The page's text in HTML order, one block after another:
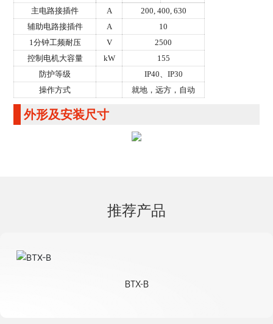
主电路接插件
A
200, 400, 630
辅助电路接插件
A
10
1分钟工频耐压
V
2500
控制电机大容量
kW
155
防护等级
IP40、IP30
操作方式
就地，远方，自动
外形及安装尺寸
推荐产品
BTX-B